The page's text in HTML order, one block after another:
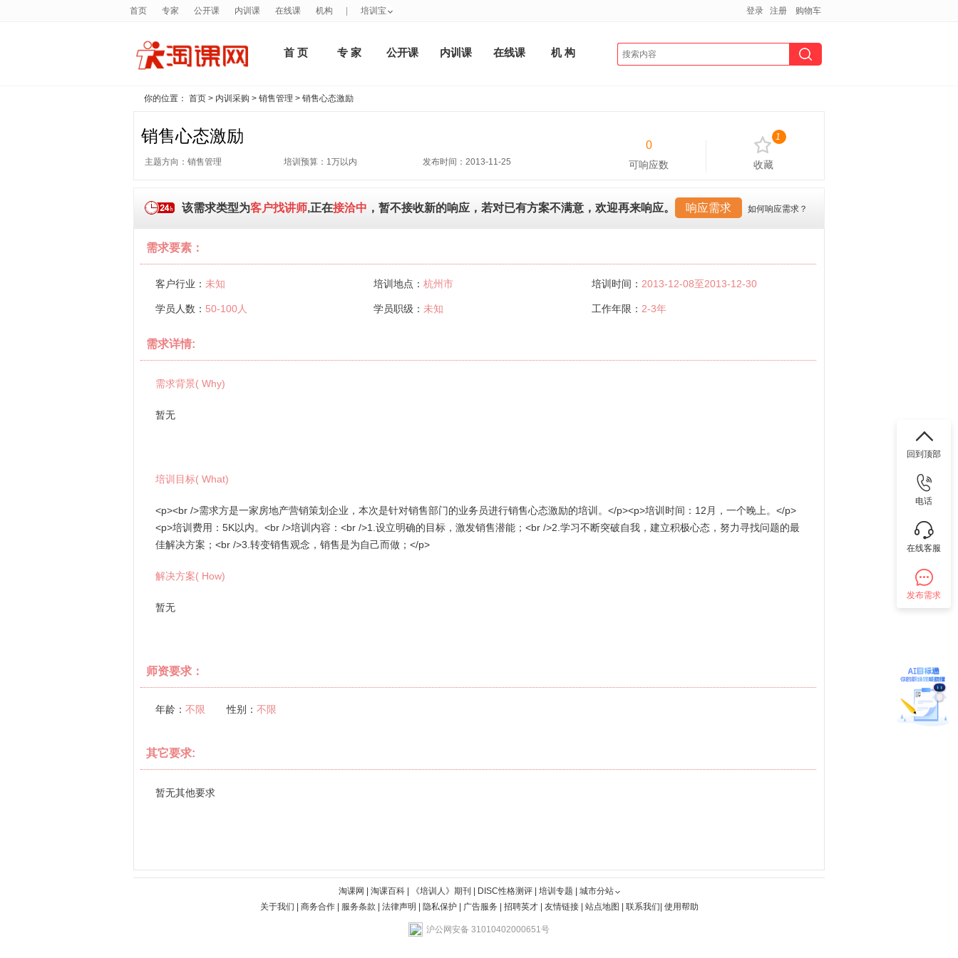
首页 专家 公开课 内训课 在线课 机构 培训宝 登录 注册 购物车
首 页 专 家 公开课 内训课 在线课 机 构
你的位置： 首页 > 内训采购 > 销售管理 > 销售心态激励
销售心态激励
主题方向：销售管理 培训预算：1万以内 发布时间：2013-11-25
0
可响应数
1
收藏
响应需求 如何响应需求？
该需求类型为客户找讲师,正在接洽中 ，暂不接收新的响应，若对已有方案不满意，欢迎再来响应。
需求要素：
客户行业： 未知 培训地点： 杭州市 培训时间： 2013-12-08至2013-12-30
学员人数： 50-100人 学员职级： 未知 工作年限： 2-3年
需求详情:
需求背景( Why)
暂无
培训目标( What)
<p><br />需求方是一家房地产营销策划企业，本次是针对销售部门的业务员进行销售心态激励的培训。</p><p>培训时间：12月，一个晚上。</p>
<p>培训费用：5K以内。<br />培训内容：<br />1.设立明确的目标，激发销售潜能；<br />2.学习不断突破自我，建立积极心态，努力寻找问题的最
佳解决方案；<br />3.转变销售观念，销售是为自己而做；</p>
解决方案( How)
暂无
师资要求：
年龄： 不限 性别： 不限
其它要求:
暂无其他要求
淘课网 淘课百科| 《培训人》期刊 DISC性格测评| 培训专题
城市分站
关于我们
商务合作| 服务条款 法律声明 隐私保护 广告服务 招聘英才| 友情链接| 站点地图 联系我们 使用帮助
沪公网安备 31010402000651号
回到顶部
电话
在线客服
发布需求